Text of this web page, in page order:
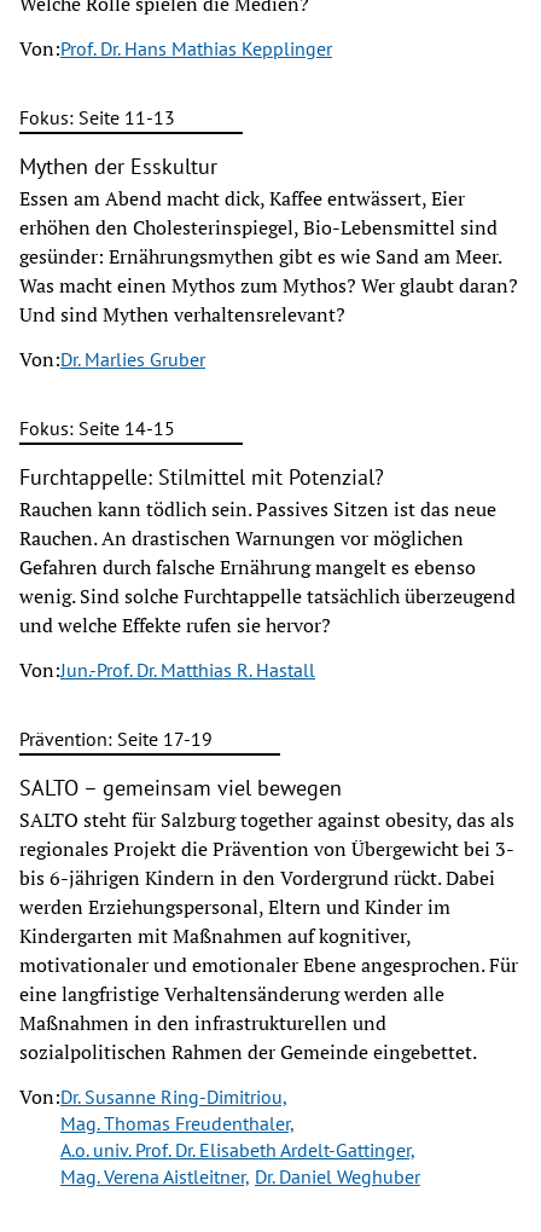
Von:Prof. Dr. Hans Mathias Kepplinger
Fokus: Seite 11-13
Mythen der Esskultur
Essen am Abend macht dick, Kaffee entwässert, Eier
erhöhen den Cholesterinspiegel, Bio-Lebensmittel sind
gesünder: Ernährungsmythen gibt es wie Sand am Meer.
Was macht einen Mythos zum Mythos? Wer glaubt daran?
Und sind Mythen verhaltensrelevant?
Von:Dr. Marlies Gruber
Fokus: Seite 14-15
Furchtappelle: Stilmittel mit Potenzial?
Rauchen kann tödlich sein. Passives Sitzen ist das neue
Rauchen. An drastischen Warnungen vor möglichen
Gefahren durch falsche Ernährung mangelt es ebenso
wenig. Sind solche Furchtappelle tatsächlich überzeugend
und welche Effekte rufen sie hervor?
Von:Jun.-Prof. Dr. Matthias R. Hastall
Prävention: Seite 17-19
SALTO – gemeinsam viel bewegen
SALTO steht für Salzburg together against obesity, das als
regionales Projekt die Prävention von Übergewicht bei 3-
bis 6-jährigen Kindern in den Vordergrund rückt. Dabei
werden Erziehungspersonal, Eltern und Kinder im
Kindergarten mit Maßnahmen auf kognitiver,
motivationaler und emotionaler Ebene angesprochen. Für
eine langfristige Verhaltensänderung werden alle
Maßnahmen in den infrastrukturellen und
sozialpolitischen Rahmen der Gemeinde eingebettet.
Von:Dr. Susanne Ring-Dimitriou,
Mag. Thomas Freudenthaler,
A.o. univ. Prof. Dr. Elisabeth Ardelt-Gattinger,
Mag. Verena Aistleitner, Dr. Daniel Weghuber